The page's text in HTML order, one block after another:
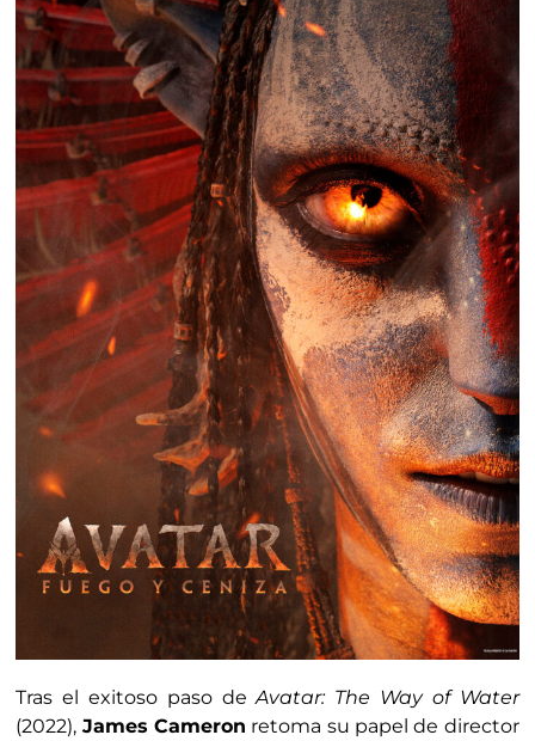
Tras el exitoso paso deAvatar: The Way of Water
(2022), James Cameron retoma su papel de director